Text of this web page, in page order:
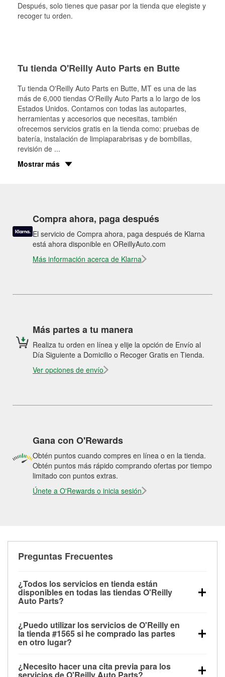
Después, solo tienes que pasar por la tienda que elegiste y
recoger tu orden.
Tu tienda O'Reilly Auto Parts en Butte
Tu tienda O'Reilly Auto Parts en Butte, MT es una de las
más de 6,000 tiendas O'Reilly Auto Parts a lo largo de los
Estados Unidos. Contamos con todas las autopartes,
herramientas y accesorios que necesitas, también
ofrecemos servicios gratis en la tienda como: pruebas de
batería, instalación de limpiaparabrisas y de bombillas,
revisión de ...
Mostrar más
Compra ahora, paga después
El servicio de Compra ahora, paga después de Klarna
está ahora disponible en OReillyAuto.com
Más información acerca de Klarna
Más partes a tu manera
Realiza tu orden en línea y elije la opción de Envío al
Día Siguiente a Domicilio o Recoger Gratis en Tienda.
Ver opciones de envío
Gana con O'Rewards
Obtén puntos cuando compres en línea o en la tienda.
Obtén puntos más rápido comprando ofertas por tiempo
limitado con puntos extras.
Únete a O'Rewards o inicia sesión
Preguntas Frecuentes
¿Todos los servicios en tienda están
disponibles en todas las tiendas O'Reilly
Auto Parts?
las pruebas de batería, pruebas de alternador y
motor de arranque, revisión de la luz “Check Engine”
con O'Reilly VeriScan® e instalación de
limpiaparabrisas o bombillas, están disponibles en
todas las tiendas O'Reilly Auto Parts. La tienda
¿Puedo utilizar los servicios de O'Reilly en
la tienda #1565 si he comprado las partes
en otro lugar?
de O'Reilly Auto Parts que estén disponibles en la
¿Necesito hacer una cita previa para los